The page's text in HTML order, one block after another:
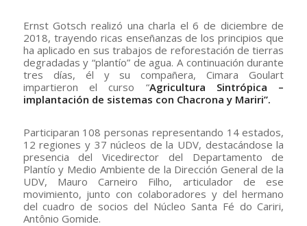
Ernst Gotsch realizó una charla el 6 de diciembre de
2018, trayendo ricas enseñanzas de los principios que
ha aplicado en sus trabajos de reforestación de tierras
degradadas y “plantío” de agua. A continuación durante
tres días, él y su compañera, Cimara Goulart
impartieron el curso “Agricultura Sintrópica –
implantación de sistemas con Chacrona y Mariri”.
Participaran 108 personas representando 14 estados,
12 regiones y 37 núcleos de la UDV, destacándose la
presencia del Vicedirector del Departamento de
Plantío y Medio Ambiente de la Dirección General de la
UDV, Mauro Carneiro Filho, articulador de ese
movimiento, junto con colaboradores y del hermano
del cuadro de socios del Núcleo Santa Fé do Cariri,
Antônio Gomide.